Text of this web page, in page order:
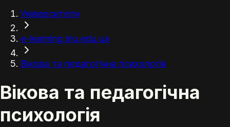
Університети
e-learning.lnu.edu.ua
Вікова та педагогічна психологія
Вікова та педагогічна
психологія